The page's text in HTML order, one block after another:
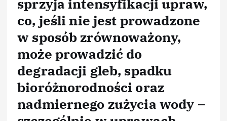
co, jeśli nie jest prowadzone
w sposób zrównoważony,
może prowadzić do
degradacji gleb, spadku
bioróżnorodności oraz
nadmiernego zużycia wody –